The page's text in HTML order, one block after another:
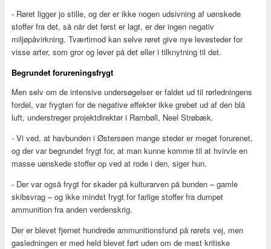
- Røret ligger jo stille, og der er ikke nogen udsivning af uønskede
stoffer fra det, så når det først er lagt, er der ingen negativ
miljøpåvirkning. Tværtimod kan selve røret give nye levesteder for
visse arter, som gror og lever på det eller i tilknytning til det.
Begrundet forureningsfrygt
Men selv om de intensive undersøgelser er faldet ud til rørledningens
fordel, var frygten for de negative effekter ikke grebet ud af den blå
luft, understreger projektdirektør i Rambøll, Neel Strøbæk.
- Vi ved, at havbunden i Østersøen mange steder er meget forurenet,
og der var begrundet frygt for, at man kunne komme til at hvirvle en
masse uønskede stoffer op ved at rode i den, siger hun.
- Der var også frygt for skader på kulturarven på bunden – gamle
skibsvrag – og ikke mindst frygt for farlige stoffer fra dumpet
ammunition fra anden verdenskrig.
Der er blevet fjernet hundrede ammunitionsfund på rørets vej, men
gasledningen er med held blevet ført uden om de mest kritiske